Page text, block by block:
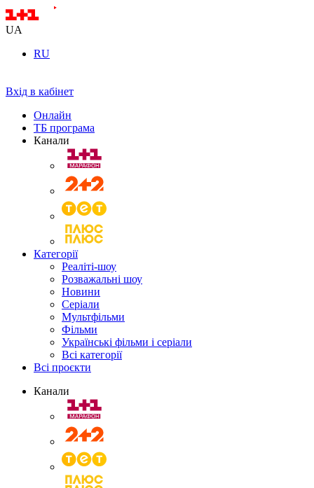
UA
RU
Вхід в кабінет
Онлайн
ТБ програма
Канали
Категорії
Реаліті-шоу
Розважальні шоу
Новини
Серіали
Мультфільми
Фільми
Українські фільми і серіали
Всі категорії
Всі проєкти
Канали